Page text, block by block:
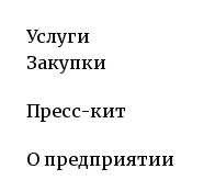
Услуги
Закупки
Пресс-кит
О предприятии